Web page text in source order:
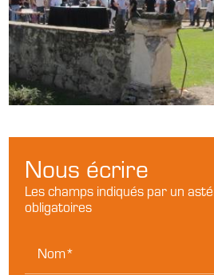
Nous écrire
Les champs indiqués par un
obligatoires
Nom*